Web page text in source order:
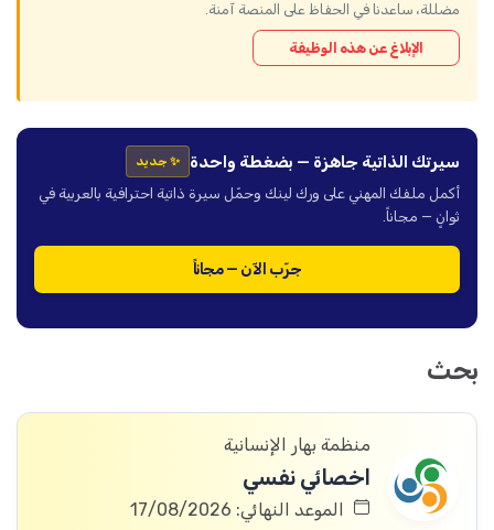
مضللة، ساعدنا في الحفاظ على المنصة آمنة.
الإبلاغ عن هذه الوظيفة
سيرتك الذاتية جاهزة — بضغطة واحدة ✨ جديد
أكمل ملفك المهني على ورك لينك وحمّل سيرة ذاتية احترافية بالعربية في
ثوانٍ — مجاناً.
جرّب الآن — مجاناً
بحث
منظمة بهار الإنسانية
اخصائي نفسي
الموعد النهائي: 17/08/2026